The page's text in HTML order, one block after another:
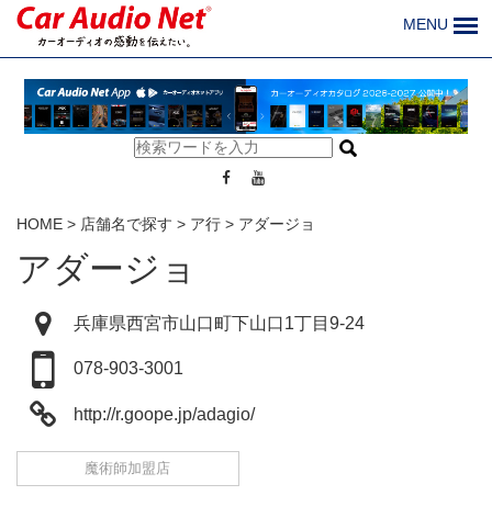
MENU
HOME > 店舗名で探す > ア行 > アダージョ
アダージョ
兵庫県西宮市山口町下山口1丁目9-24
078-903-3001
http://r.goope.jp/adagio/
魔術師加盟店